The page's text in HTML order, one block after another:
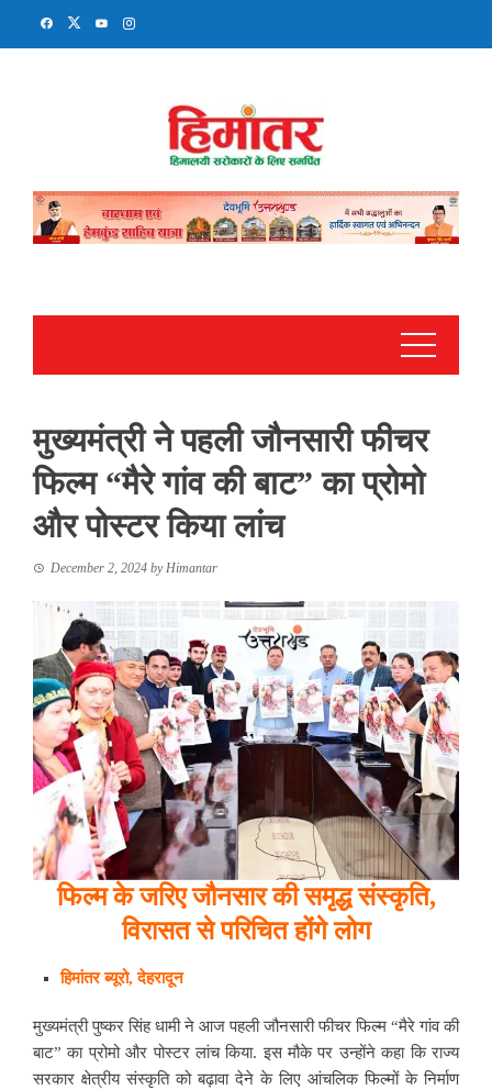
मुख्यमंत्री ने पहली जौनसारी फीचर
फिल्म “मैरे गांव की बाट” का प्रोमो
और पोस्टर किया लांच
December 2, 2024 byHimantar
फिल्म के जरिए जौनसार की समृद्ध संस्कृति,
विरासत से परिचित होंगे लोग
हिमांतर ब्यूरो,देहरादून
मुख्यमंत्री पुष्कर सिंह धामी ने आज पहली जौनसारी फीचर फिल्म “मैरे गांव की
बाट” का प्रोमो और पोस्टर लांच किया. इस मौके पर उन्होंने कहा कि राज्य
सरकार क्षेत्रीय संस्कृति को बढ़ावा देने के लिए आंचलिक फिल्मों के निर्माण